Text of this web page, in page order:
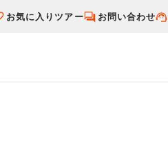
お気に入りツアー お問い合わせ